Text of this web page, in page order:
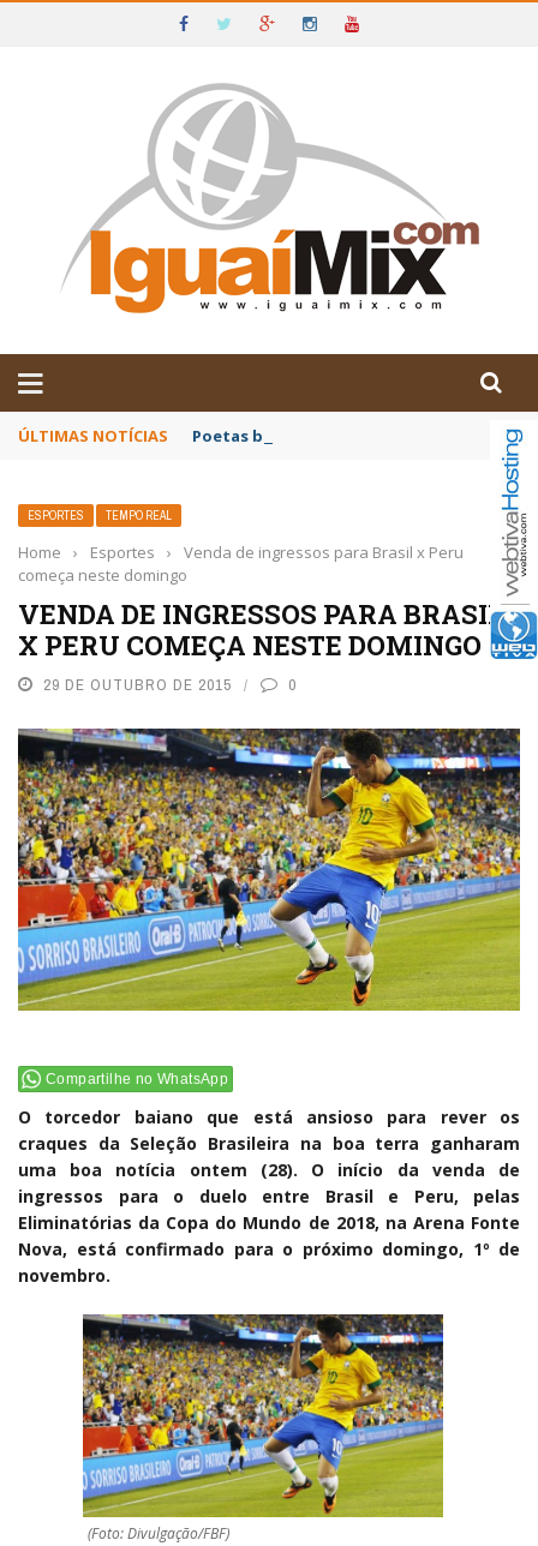
IGUAÍ E SUDOESTE DA BAHIA
ÚLTIMAS NOTÍCIAS Poetas baianos representam o Brasil no
ESPORTES TEMPO REAL
Home › Esportes ›
Venda de ingressos para Brasil x Peru
começa neste domingo
VENDA DE INGRESSOS PARA BRASIL
X PERU COMEÇA NESTE DOMINGO
29 DE OUTUBRO DE 2015 0
Compartilhe no WhatsApp
O torcedor baiano que está ansioso para rever os
craques da Seleção Brasileira na boa terra ganharam
uma boa notícia ontem (28). O início da venda de
ingressos para o duelo entre Brasil e Peru, pelas
Eliminatórias da Copa do Mundo de 2018, na Arena Fonte
Nova, está confirmado para o próximo domingo, 1º de
novembro.
(Foto: Divulgação/FBF)